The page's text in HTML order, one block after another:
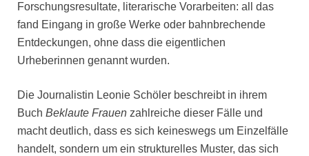
Forschungsresultate, literarische Vorarbeiten: all das
fand Eingang in große Werke oder bahnbrechende
Entdeckungen, ohne dass die eigentlichen
Urheberinnen genannt wurden.
Die Journalistin Leonie Schöler beschreibt in ihrem
Buch Beklaute Frauen zahlreiche dieser Fälle und
macht deutlich, dass es sich keineswegs um Einzelfälle
handelt, sondern um ein strukturelles Muster, das sich